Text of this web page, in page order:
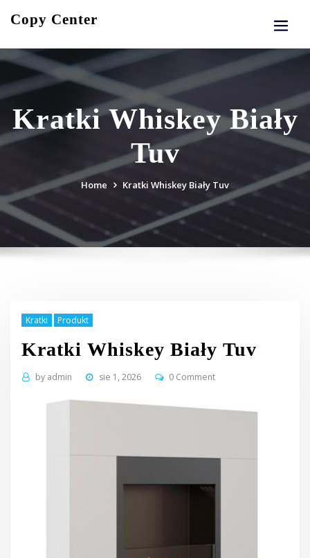
Copy Center
Kratki Whiskey Biały
Tuv
Home Kratki Whiskey Biały Tuv
Kratki Produkt
Kratki Whiskey Biały Tuv
by admin sie 1, 2026 0 Comment